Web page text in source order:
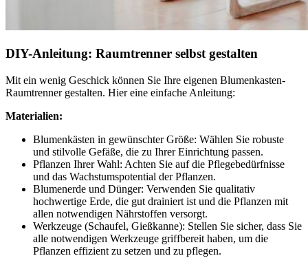
DIY-Anleitung: Raumtrenner selbst gestalten
Mit ein wenig Geschick können Sie Ihre eigenen Blumenkasten-
Raumtrenner gestalten. Hier eine einfache Anleitung:
Materialien:
Blumenkästen in gewünschter Größe: Wählen Sie robuste
und stilvolle Gefäße, die zu Ihrer Einrichtung passen.
Pflanzen Ihrer Wahl: Achten Sie auf die Pflegebedürfnisse
und das Wachstumspotential der Pflanzen.
Blumenerde und Dünger: Verwenden Sie qualitativ
hochwertige Erde, die gut drainiert ist und die Pflanzen mit
allen notwendigen Nährstoffen versorgt.
Werkzeuge (Schaufel, Gießkanne): Stellen Sie sicher, dass Sie
alle notwendigen Werkzeuge griffbereit haben, um die
Pflanzen effizient zu setzen und zu pflegen.